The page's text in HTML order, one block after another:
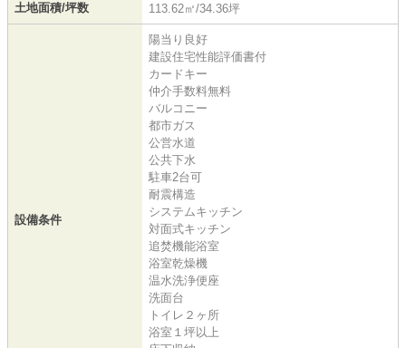
土地面積/坪数 113.62㎡/34.36坪
設備条件
陽当り良好
建設住宅性能評価書付
カードキー
仲介手数料無料
バルコニー
都市ガス
公営水道
公共下水
駐車2台可
耐震構造
システムキッチン
対面式キッチン
追焚機能浴室
浴室乾燥機
温水洗浄便座
洗面台
トイレ２ヶ所
浴室１坪以上